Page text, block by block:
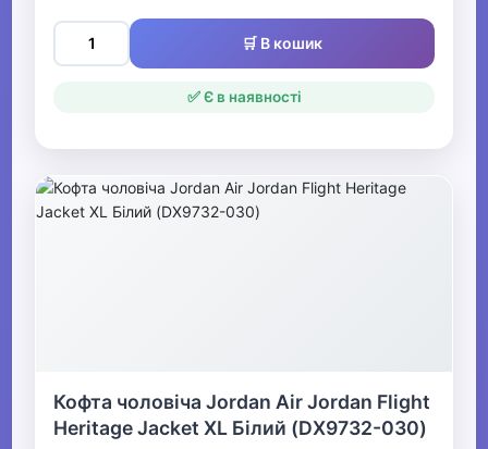
🛒 В кошик
✅ Є в наявності
Кофта чоловіча Jordan Air Jordan Flight
Heritage Jacket XL Білий (DX9732-030)